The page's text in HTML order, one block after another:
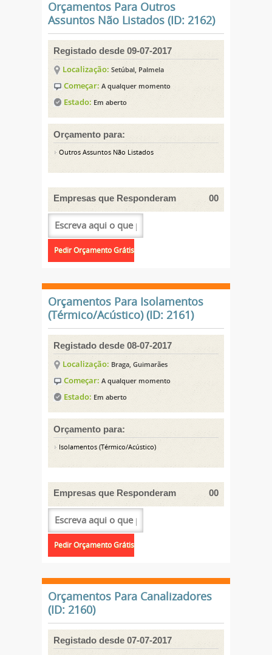
Orçamentos Para Outros
Assuntos Não Listados (ID: 2162)
Registado desde 09-07-2017
Localização: Setúbal, Palmela
Começar: A qualquer momento
Estado: Em aberto
Orçamento para:
Outros Assuntos Não Listados
Empresas que Responderam 00
Orçamentos Para Isolamentos
(Térmico/Acústico) (ID: 2161)
Registado desde 08-07-2017
Localização: Braga, Guimarães
Começar: A qualquer momento
Estado: Em aberto
Orçamento para:
Isolamentos (Térmico/Acústico)
Empresas que Responderam 00
Orçamentos Para Canalizadores
(ID: 2160)
Registado desde 07-07-2017